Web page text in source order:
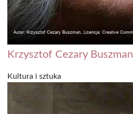
Krzysztof Cezary Buszman
Kultura i sztuka